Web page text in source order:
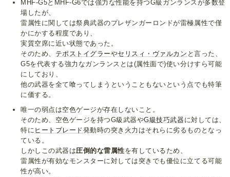
MHF-G5とMHF-G6では強力な性能を持つG級ガンランスが多数登
場したが、
雷属性に関しては祭典武器のプレザンガーロンドが雷極属性で僅
かにかする程度であり、
実質空席に近い状態であった。
そのため、 テポストイグラーやセリスィ・ヴァルカン と言った、
G5を代表する強力なガンランスとは(属性面で)使い分けすら可能
にしており、
他の武器を全て喰ってしまうということもないという点でも特筆
に価する。
唯一の弱点は空色ゲージが存在しないこと。
そのため、空色ゲージを持つG級武器やG級技巧武器 に対しては、
特に ヒートブレード発動時の突き火力はそれらに劣るものとなっ
ている。
しかしこの武器は圧倒的な雷属性を有しているため、
雷属性が有効なモンスターに対しては突きでも優位に立てる可能
性が高い。